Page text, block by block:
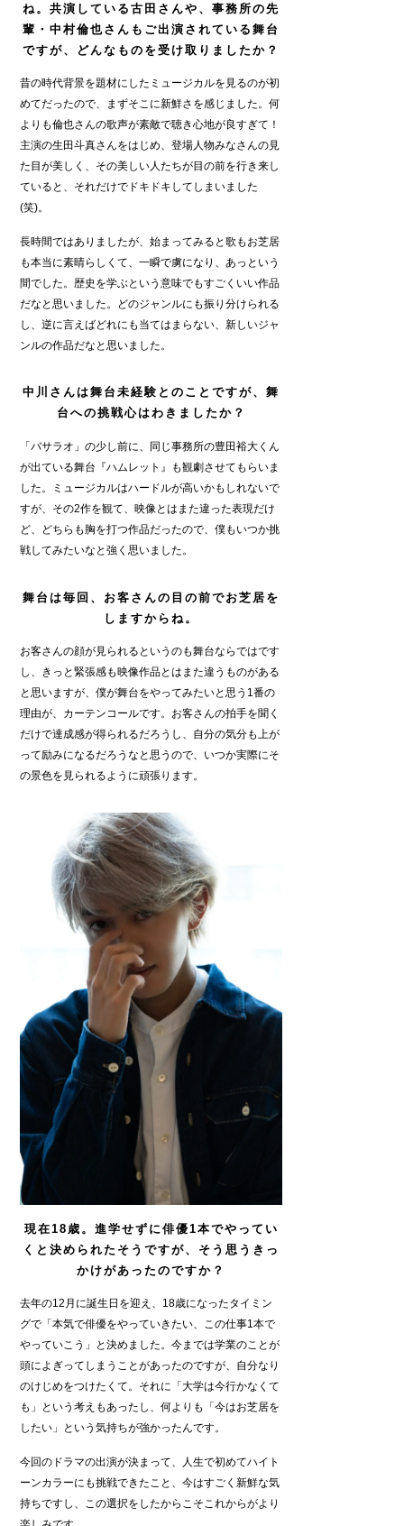
ね。共演している古田さんや、事務所の先
輩・中村倫也さんもご出演されている舞台
ですが、どんなものを受け取りましたか？
昔の時代背景を題材にしたミュージカルを見るのが初
めてだったので、まずそこに新鮮さを感じました。何
よりも倫也さんの歌声が素敵で聴き心地が良すぎて！
主演の生田斗真さんをはじめ、登場人物みなさんの見
た目が美しく、その美しい人たちが目の前を行き来し
ていると、それだけでドキドキしてしまいました
(笑)。
長時間ではありましたが、始まってみると歌もお芝居
も本当に素晴らしくて、一瞬で虜になり、あっという
間でした。歴史を学ぶという意味でもすごくいい作品
だなと思いました。どのジャンルにも振り分けられる
し、逆に言えばどれにも当てはまらない、新しいジャ
ンルの作品だなと思いました。
中川さんは舞台未経験とのことですが、舞
台への挑戦心はわきましたか？
「バサラオ」の少し前に、同じ事務所の豊田裕大くん
が出ている舞台『ハムレット』も観劇させてもらいま
した。ミュージカルはハードルが高いかもしれないで
すが、その2作を観て、映像とはまた違った表現だけ
ど、どちらも胸を打つ作品だったので、僕もいつか挑
戦してみたいなと強く思いました。
舞台は毎回、お客さんの目の前でお芝居を
しますからね。
お客さんの顔が見られるというのも舞台ならではです
し、きっと緊張感も映像作品とはまた違うものがある
と思いますが、僕が舞台をやってみたいと思う1番の
理由が、カーテンコールです。お客さんの拍手を聞く
だけで達成感が得られるだろうし、自分の気分も上が
って励みになるだろうなと思うので、いつか実際にそ
の景色を見られるように頑張ります。
現在18歳。進学せずに俳優1本でやってい
くと決められたそうですが、そう思うきっ
かけがあったのですか？
去年の12月に誕生日を迎え、18歳になったタイミン
グで「本気で俳優をやっていきたい、この仕事1本で
やっていこう」と決めました。今までは学業のことが
頭によぎってしまうことがあったのですが、自分なり
のけじめをつけたくて。それに「大学は今行かなくて
も」という考えもあったし、何よりも「今はお芝居を
したい」という気持ちが強かったんです。
今回のドラマの出演が決まって、人生で初めてハイト
ーンカラーにも挑戦できたこと、今はすごく新鮮な気
持ちですし、この選択をしたからこそこれからがより